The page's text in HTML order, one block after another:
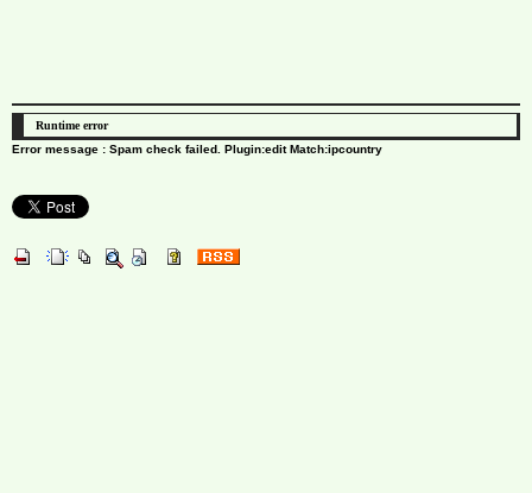
Runtime error
Error message : Spam check failed. Plugin:edit Match:ipcountry